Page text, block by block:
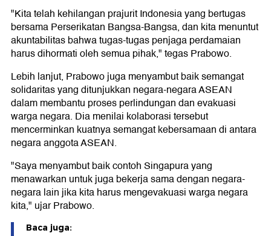
"Kita telah kehilangan prajurit Indonesia yang bertugas
bersama Perserikatan Bangsa-Bangsa, dan kita menuntut
akuntabilitas bahwa tugas-tugas penjaga perdamaian
harus dihormati oleh semua pihak," tegas Prabowo.
Lebih lanjut, Prabowo juga menyambut baik semangat
solidaritas yang ditunjukkan negara-negara ASEAN
dalam membantu proses perlindungan dan evakuasi
warga negara. Dia menilai kolaborasi tersebut
mencerminkan kuatnya semangat kebersamaan di antara
negara anggota ASEAN.
"Saya menyambut baik contoh Singapura yang
menawarkan untuk juga bekerja sama dengan negara-
negara lain jika kita harus mengevakuasi warga negara
kita," ujar Prabowo.
Baca juga: